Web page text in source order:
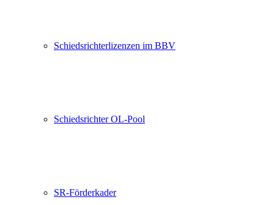
Schiedsrichterlizenzen im BBV
Schiedsrichter OL-Pool
SR-Förderkader